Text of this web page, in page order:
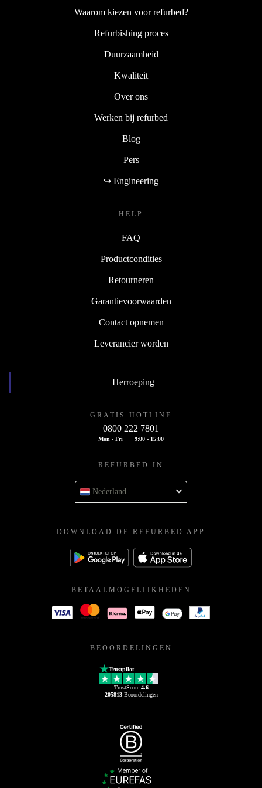
Waarom kiezen voor refurbed?
Refurbishing proces
Duurzaamheid
Kwaliteit
Over ons
Werken bij refurbed
Blog
Pers
↪ Engineering
HELP
FAQ
Productcondities
Retourneren
Garantievoorwaarden
Contact opnemen
Leverancier worden
Herroeping
GRATIS HOTLINE
0800 222 7801
Mon - Fri 9:00 - 15:00
REFURBED IN
Nederland
DOWNLOAD DE REFURBED APP
BETAALMOGELIJKHEDEN
BEOORDELINGEN
Trustpilot
TrustScore 4.6
205813Beoordelingen